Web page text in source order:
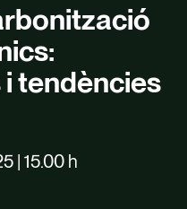
tendències
| 15.00 h